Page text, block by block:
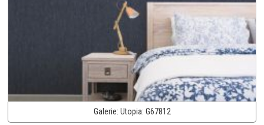
Galerie: Utopia: G67812